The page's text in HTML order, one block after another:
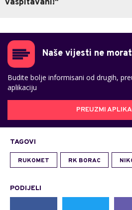
vaspitavani!"
Naše vijesti ne
Budite bolje informisani od drugih,
aplikaciju
PREUZMI
TAGOVI
RUKOMET RK BORAC
PODIJELI